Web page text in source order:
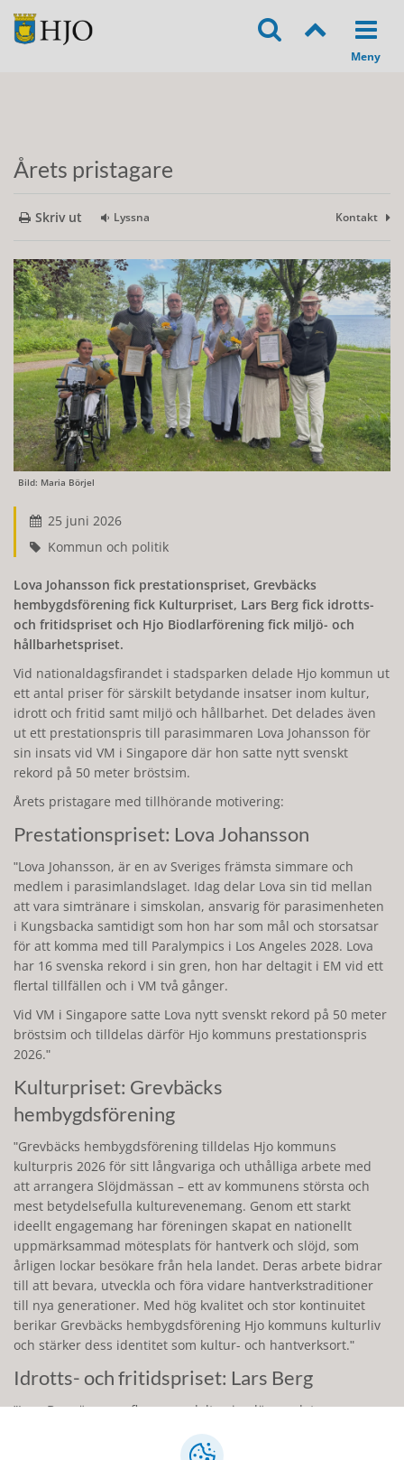
Årets pristagare
Skriv ut Lyssna Kontakt
Bild: Maria Börjel
25 juni 2026
Kommun och politik
Lova Johansson fick prestationspriset, Grevbäcks
hembygdsförening fick Kulturpriset, Lars Berg fick idrotts-
och fritidspriset och Hjo Biodlarförening fick miljö- och
hållbarhetspriset.
Vid nationaldagsfirandet i stadsparken delade Hjo kommun ut
ett antal priser för särskilt betydande insatser inom kultur,
idrott och fritid samt miljö och hållbarhet. Det delades även
ut ett prestationspris till parasimmaren Lova Johansson för
sin insats vid VM i Singapore där hon satte nytt svenskt
rekord på 50 meter bröstsim.
Årets pristagare med tillhörande motivering:
Prestationspriset: Lova Johansson
ʺLova Johansson, är en av Sveriges främsta simmare och
medlem i parasimlandslaget. Idag delar Lova sin tid mellan
att vara simtränare i simskolan, ansvarig för parasimenheten
i Kungsbacka samtidigt som hon har som mål och storsatsar
för att komma med till Paralympics i Los Angeles 2028. Lova
har 16 svenska rekord i sin gren, hon har deltagit i EM vid ett
flertal tillfällen och i VM två gånger.
Vid VM i Singapore satte Lova nytt svenskt rekord på 50 meter
bröstsim och tilldelas därför Hjo kommuns prestationspris
2026.ʺ
Kulturpriset: Grevbäcks
hembygdsförening
ʺGrevbäcks hembygdsförening tilldelas Hjo kommuns
kulturpris 2026 för sitt långvariga och uthålliga arbete med
att arrangera Slöjdmässan – ett av kommunens största och
mest betydelsefulla kulturevenemang. Genom ett starkt
ideellt engagemang har föreningen skapat en nationellt
uppmärksammad mötesplats för hantverk och slöjd, som
årligen lockar besökare från hela landet. Deras arbete bidrar
till att bevara, utveckla och föra vidare hantverkstraditioner
till nya generationer. Med hög kvalitet och stor kontinuitet
berikar Grevbäcks hembygdsförening Hjo kommuns kulturliv
och stärker dess identitet som kultur- och hantverksort.ʺ
Idrotts- och fritidspriset: Lars Berg
ʺLars Berg är en av flera som deltog i anläggandet av
Discgolfbanan i Högaliden. Han har sedan Discgolfbanan stod
klar varit ansvarig för HjoDiscs veckotävlingar. Dessa